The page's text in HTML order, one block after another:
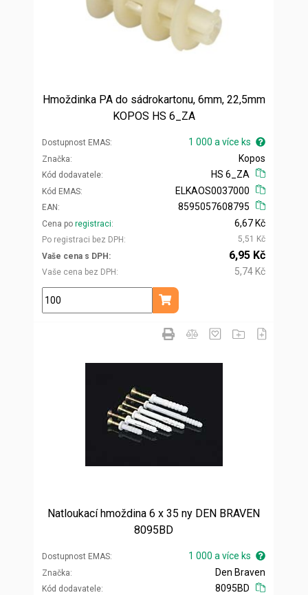
Hmoždinka PA do sádrokartonu, 6mm, 22,5mm
KOPOS HS 6_ZA
Dostupnost EMAS 1 000 a více ks
Značka
Kód dodavatele
Kopos
HS 6_ZA
Kód EMAS
EAN
ELKAOS0037000
8595057608795
Cena po registraci
Po registraci bez DPH
6,67 Kč
5,51 Kč
Vaše cena s DPH
Vaše cena bez DPH
6,95 Kč
5,74 Kč
ks
Přidat do košíku
Natloukací hmoždina 6 x 35 ny DEN BRAVEN
8095BD
Dostupnost EMAS 1 000 a více ks
Značka
Kód dodavatele
Den Braven
8095BD